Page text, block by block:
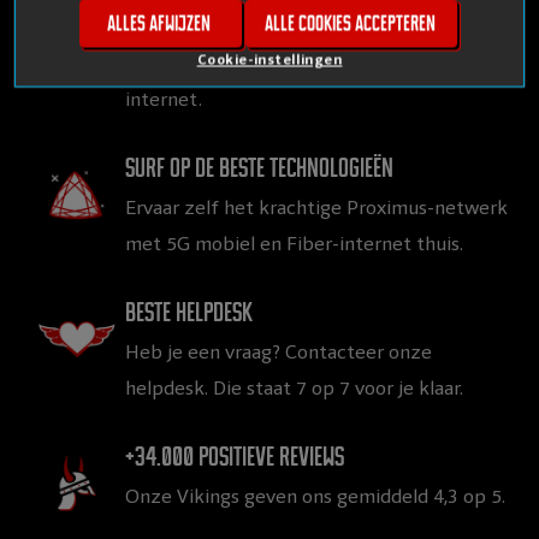
Gegarandeerd topkwaliteit aan
vlijmscherpe prijzen, voor mobiel en thuis
internet.
Surf op de beste technologieën
Ervaar zelf het krachtige Proximus-netwerk
met 5G mobiel en Fiber-internet thuis.
Beste helpdesk
Heb je een vraag? Contacteer onze
helpdesk. Die staat 7 op 7 voor je klaar.
+34.000 positieve reviews
Onze Vikings geven ons gemiddeld 4,3 op 5.
Cookie-instellingen
Alles afwijzen Alle cookies accepteren